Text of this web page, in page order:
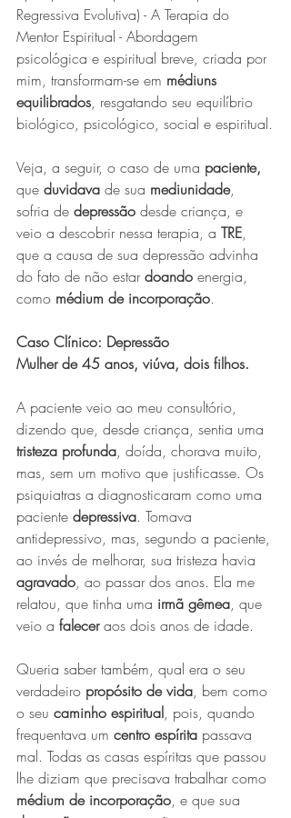
Regressiva Evolutiva) - A Terapia do
Mentor Espiritual - Abordagem
psicológica e espiritual breve, criada por
mim, transformam-se em médiuns
equilibrados, resgatando seu equilíbrio
biológico, psicológico, social e espiritual.
Veja, a seguir, o caso de uma paciente,
que duvidava de sua mediunidade,
sofria de depressão desde criança, e
veio a descobrir nessa terapia, a TRE,
que a causa de sua depressão advinha
do fato de não estar doando energia,
como médium de incorporação.
Caso Clínico: Depressão
Mulher de 45 anos, viúva, dois filhos.
A paciente veio ao meu consultório,
dizendo que, desde criança, sentia uma
tristeza profunda, doída, chorava muito,
mas, sem um motivo que justificasse. Os
psiquiatras a diagnosticaram como uma
paciente depressiva. Tomava
antidepressivo, mas, segundo a paciente,
ao invés de melhorar, sua tristeza havia
agravado, ao passar dos anos. Ela me
relatou, que tinha uma irmã gêmea, que
veio a falecer aos dois anos de idade.
Queria saber também, qual era o seu
verdadeiro propósito de vida, bem como
o seu caminho espiritual, pois, quando
frequentava um centro espírita passava
mal. Todas as casas espíritas que passou
lhe diziam que precisava trabalhar como
médium de incorporação, e que sua